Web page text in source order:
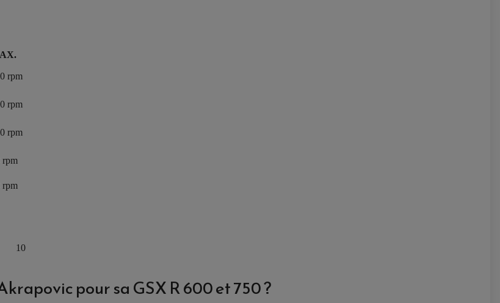
rpm
rpm
rpm
rpm
rpm
10
pour sa GSX R 600 et 750 ?